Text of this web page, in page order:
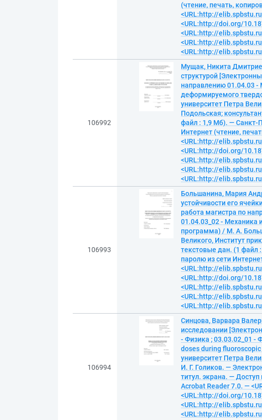
(чтение, печать,
<URL:http://
<URL:http://doi.org/
<URL:http://
<URL:http://
<URL:http://
106992
Мущак, Никита
структурой
направлению 01.04.03 -
деформируемого
университет Петра
Подольская;
файл : 1,9 Мб). — Санкт-
Интернет (чтение,
<URL:http://
<URL:http://doi.org/
<URL:http://
<URL:http://
<URL:http://
106993
Большанина, Мария
устойчивости его
работа магистра по
01.04.03_02 - Механика
программа) / М. А.
Великого, Институт
текстовые дан. (1 файл
паролю из сети
<URL:http://
<URL:http://doi.org/
<URL:http://
<URL:http://
<URL:http://
106994
Синцова, Варвара
исследовании
- Физика ; 03.03.02_01 -
doses during
университет Петра
И. Г. Голиков. —
титул. экрана. —
Acrobat Reader 7.0. —
<URL:http://doi.org/
<URL:http://
<URL:http://